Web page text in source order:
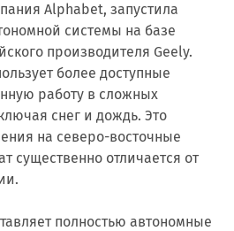
Alphabet, запустила
системы на базе
производителя Geely.
более доступные
работу в сложных
снег и дождь. Это
на северо-восточные
существенно отличается от
полностью автономные